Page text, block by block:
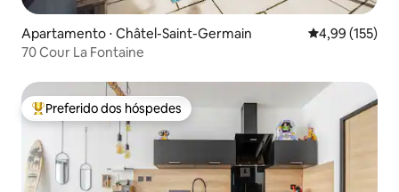
Apartamento ⋅ Châtel-Saint-Germain 4,99 de uma
4,99 (155)
70 Cour La Fontaine
Entre os melhores preferidos dos hóspedes
Preferido dos hóspedes